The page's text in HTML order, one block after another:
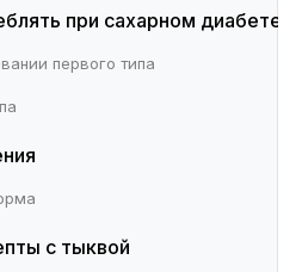
при сахарном диабете
первого типа
с тыквой